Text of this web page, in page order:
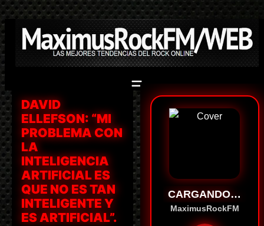
Saltar
contenido
DAVID
ELLEFSON: “MI
PROBLEMA CON
LA
INTELIGENCIA
ARTIFICIAL ES
QUE NO ES TAN
INTELIGENTE Y
ES ARTIFICIAL”.
CARGANDO…
MaximusRockFM